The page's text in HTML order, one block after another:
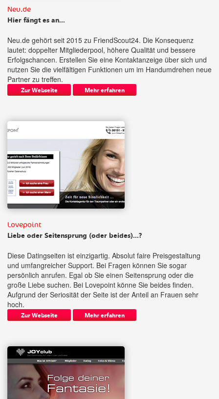
Neu.de
Hier fängt es an...
Neu.de gehört seit 2015 zu FriendScout24. Die Konsequenz
lautet: doppelter Mitgliederpool, höhere Qualität und bessere
Erfolgschancen. Erstellen Sie eine Kontaktanzeige über sich und
nutzen Sie die vielfältigen Funktionen um im Handumdrehen neue
Partner zu treffen.
Zur Webseite Mehr erfahren
Lovepoint
Liebe oder Seitensprung (oder beides)...?
Diese Datingseiten ist einzigartig. Absolut faire Preisgestaltung
und umfangreicher Support. Bei Fragen können Sie sogar
persönlich anrufen. Egal ob Sie einen Seitensprung oder die
große Liebe suchen. Bei Lovepoint könne Sie beides finden.
Aufgrund der Seriosität der Seite ist der Anteil an Frauen sehr
hoch.
Zur Webseite Mehr erfahren